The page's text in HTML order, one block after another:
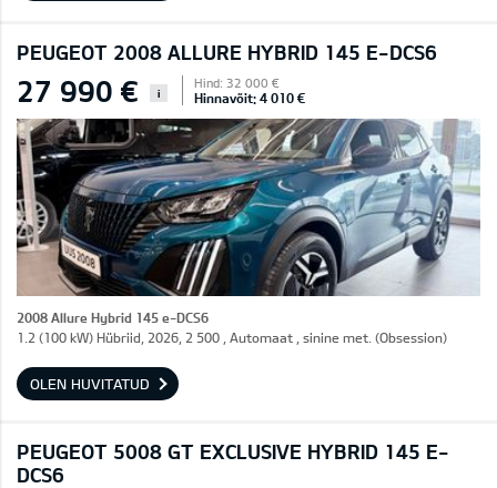
PEUGEOT 2008 ALLURE HYBRID 145 E-DCS6
27 990 € i
Hind: 32 000 €
Hinnavõit: 4 010 €
2008 Allure Hybrid 145 e-DCS6
1.2 (100 kW) Hübriid, 2026, 2 500 , Automaat , sinine met. (Obsession)
OLEN HUVITATUD
PEUGEOT 5008 GT EXCLUSIVE HYBRID 145 E-
DCS6